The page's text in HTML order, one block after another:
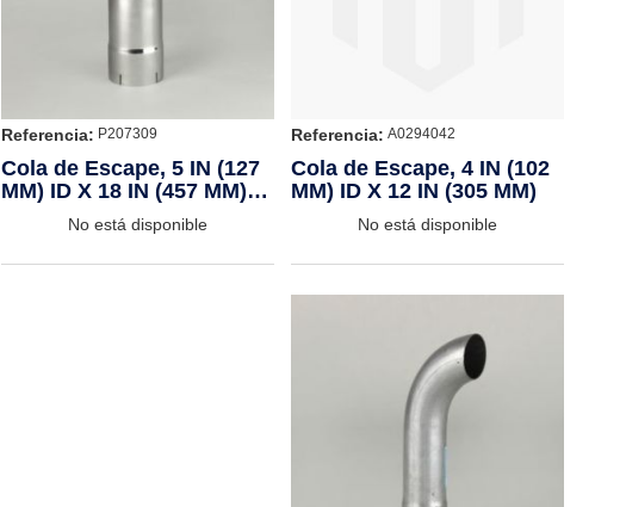
Referencia: P207309
Cola de Escape, 5 IN (127
MM) ID X 18 IN (457 MM)
CHROMENo está disponible
Referencia: A0294042
Cola de Escape, 4 IN (102
MM) ID X 12 IN (305 MM)
No está disponible